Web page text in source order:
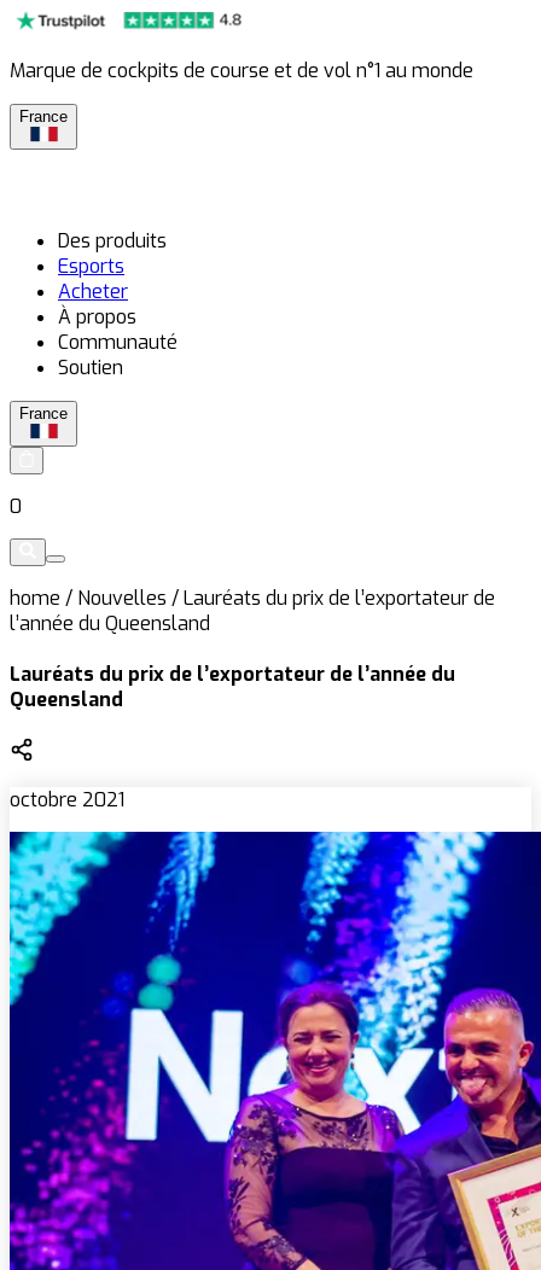
Marque de cockpits de course et de vol n°1 au monde
France
Des produits
Esports
Acheter
À propos
Communauté
Soutien
France
0
home / Nouvelles /Lauréats du prix de l’exportateur de
l’année du Queensland
Lauréats du prix de l’exportateur de l’année du
Queensland
octobre 2021